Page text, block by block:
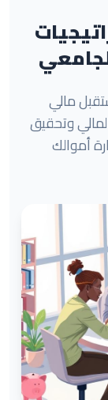
مالي
وتحقيق
أموالك